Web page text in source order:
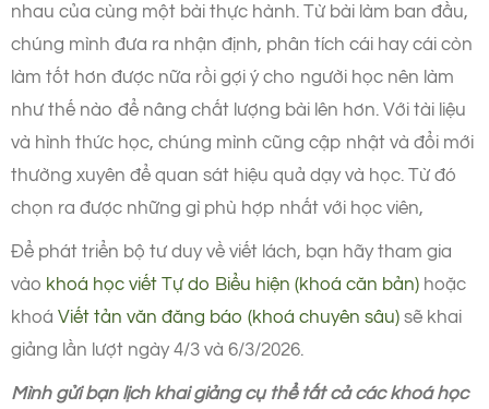
nhau của cùng một bài thực hành. Từ bài làm ban đầu,
chúng mình đưa ra nhận định, phân tích cái hay cái còn
làm tốt hơn được nữa rồi gợi ý cho người học nên làm
như thế nào để nâng chất lượng bài lên hơn. Với tài liệu
và hình thức học, chúng mình cũng cập nhật và đổi mới
thường xuyên để quan sát hiệu quả dạy và học. Từ đó
chọn ra được những gì phù hợp nhất với học viên,
Để phát triển bộ tư duy về viết lách, bạn hãy tham gia
vào khoá học viết Tự do Biểu hiện (khoá căn bản) hoặc
khoá Viết tản văn đăng báo (khoá chuyên sâu) sẽ khai
giảng lần lượt ngày 4/3 và 6/3/2026.
Mình gửi bạn lịch khai giảng cụ thể tất cả các khoá học